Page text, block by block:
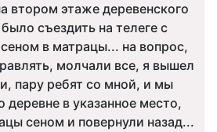
втором этаже деревенского
съездить на телеге с
в матрацы... на вопрос,
молчали все, я вышел
пару ребят со мной, и мы
деревне в указанное место,
сеном и повернули назад...